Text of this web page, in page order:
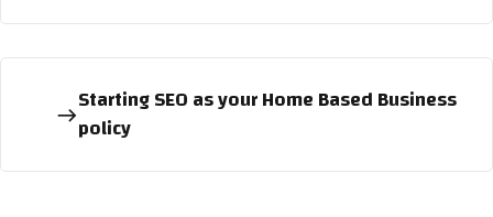
Starting SEO as your Home Based Business
policy